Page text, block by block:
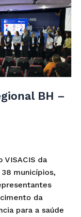
BH –
VISACIS da
municípios,
da
para a saúde